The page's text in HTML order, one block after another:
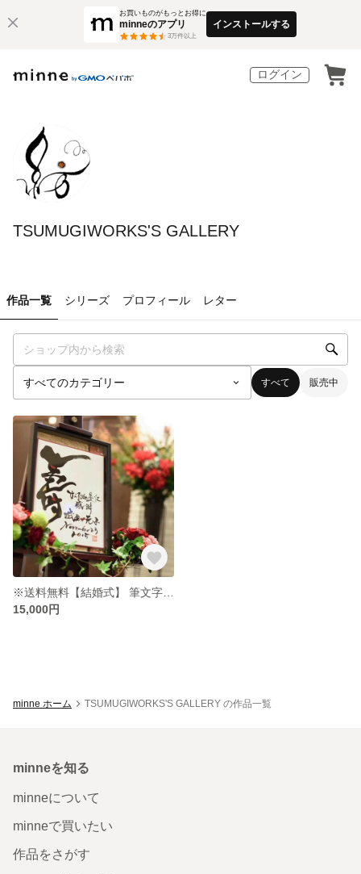
お買いものがもっとお得に
minneのアプリ
3万件以上
インストールする
ログイン
TSUMUGIWORKS'S GALLERY
作品一覧 シリーズ プロフィール レター
すべて 販売中
15,000円
minne ホーム TSUMUGIWORKS'S GALLERY の作品一覧
minneを知る
minneについて
minneで買いたい
作品をさがす